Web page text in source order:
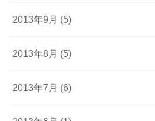
2013年9月 (5)
2013年8月 (5)
2013年7月 (6)